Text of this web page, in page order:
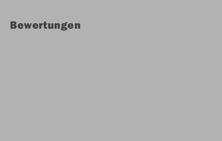
Bewertungen